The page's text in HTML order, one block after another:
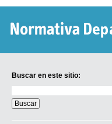
Buscar en este sitio:
en
este
sitio: